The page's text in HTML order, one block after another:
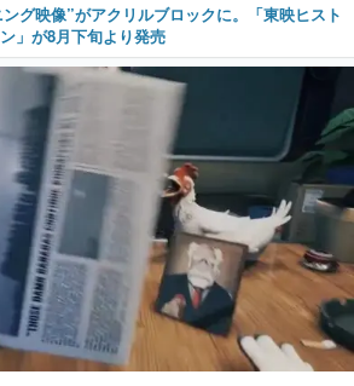
ング映像”がアクリルブロックに。「東映ヒスト
」が8月下旬より発売